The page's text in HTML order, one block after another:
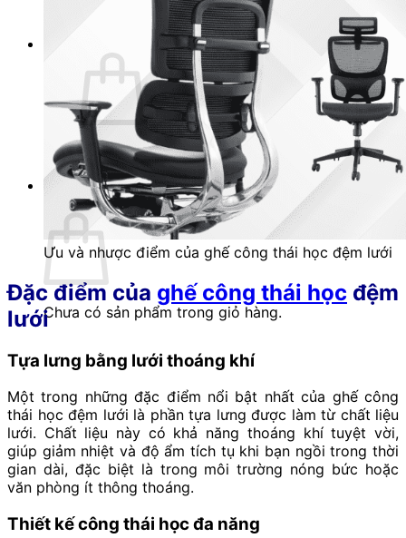
Chưa có sản phẩm trong giỏ hàng.
Giỏ hàng
Chưa có sản phẩm trong giỏ hàng.
Ưu và nhược điểm của ghế công thái học đệm lưới
Đặc điểm của ghế công thái học đệm
lưới
Tựa lưng bằng lưới thoáng khí
Một trong những đặc điểm nổi bật nhất của ghế công
thái học đệm lưới là phần tựa lưng được làm từ chất liệu
lưới. Chất liệu này có khả năng thoáng khí tuyệt vời,
giúp giảm nhiệt và độ ẩm tích tụ khi bạn ngồi trong thời
gian dài, đặc biệt là trong môi trường nóng bức hoặc
văn phòng ít thông thoáng.
Thiết kế công thái học đa năng